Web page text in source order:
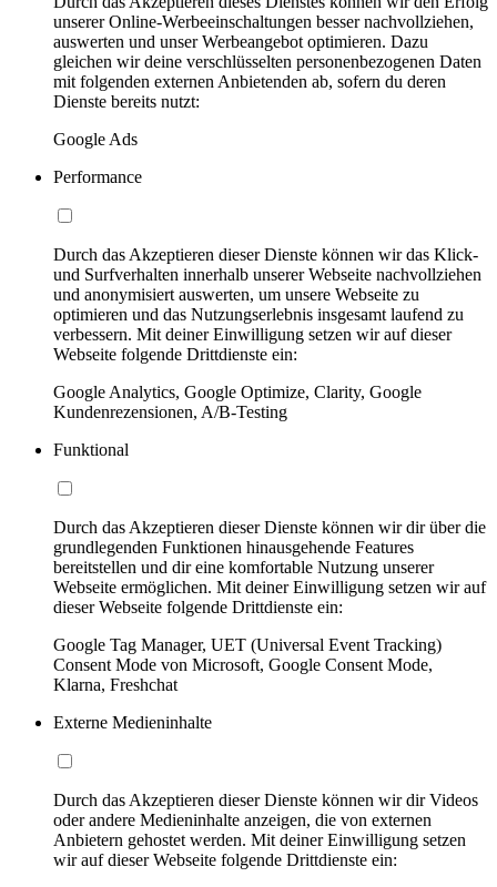
unserer Online-Werbeeinschaltungen besser nachvollziehen,
auswerten und unser Werbeangebot optimieren. Dazu
gleichen wir deine verschlüsselten personenbezogenen Daten
mit folgenden externen Anbietenden ab, sofern du deren
Dienste bereits nutzt:
Google Ads
Performance
Durch das Akzeptieren dieser Dienste können wir das Klick-
und Surfverhalten innerhalb unserer Webseite nachvollziehen
und anonymisiert auswerten, um unsere Webseite zu
optimieren und das Nutzungserlebnis insgesamt laufend zu
verbessern. Mit deiner Einwilligung setzen wir auf dieser
Webseite folgende Drittdienste ein:
Google Analytics, Google Optimize, Clarity, Google
Kundenrezensionen, A/B-Testing
Funktional
Durch das Akzeptieren dieser Dienste können wir dir über die
grundlegenden Funktionen hinausgehende Features
bereitstellen und dir eine komfortable Nutzung unserer
Webseite ermöglichen. Mit deiner Einwilligung setzen wir auf
dieser Webseite folgende Drittdienste ein:
Google Tag Manager, UET (Universal Event Tracking)
Consent Mode von Microsoft, Google Consent Mode,
Klarna, Freshchat
Externe Medieninhalte
Durch das Akzeptieren dieser Dienste können wir dir Videos
oder andere Medieninhalte anzeigen, die von externen
Anbietern gehostet werden. Mit deiner Einwilligung setzen
wir auf dieser Webseite folgende Drittdienste ein: